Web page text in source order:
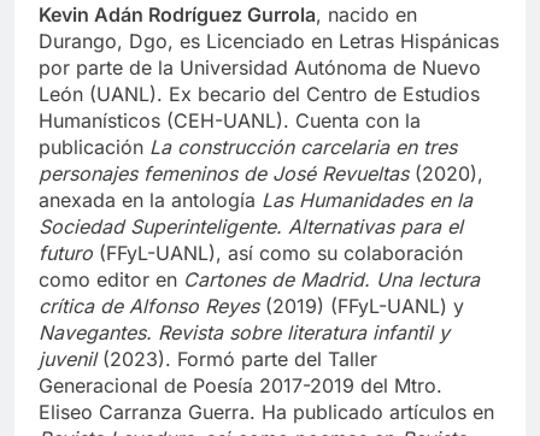
Kevin Adán Rodríguez Gurrola, nacido en
Durango, Dgo, es Licenciado en Letras Hispánicas
por parte de la Universidad Autónoma de Nuevo
León (UANL). Ex becario del Centro de Estudios
Humanísticos (CEH-UANL). Cuenta con la
publicación La construcción carcelaria en tres
personajes femeninos de José Revueltas (2020),
anexada en la antología Las Humanidades en la
Sociedad Superinteligente. Alternativas para el
futuro (FFyL-UANL), así como su colaboración
como editor en Cartones de Madrid. Una lectura
crítica de Alfonso Reyes (2019) (FFyL-UANL) y
Navegantes. Revista sobre literatura infantil y
juvenil (2023). Formó parte del Taller
Generacional de Poesía 2017-2019 del Mtro.
Eliseo Carranza Guerra. Ha publicado artículos en